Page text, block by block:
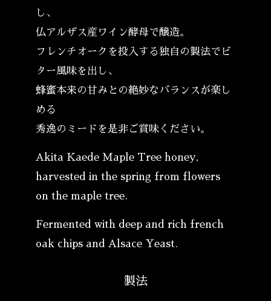
し、
仏アルザス産ワイン酵母で醸造。
フレンチオークを投入する独自の製法でビ
ター風味を出し、
蜂蜜本来の甘みとの絶妙なバランスが楽し
める
秀逸のミードを是非ご賞味ください。
Akita Kaede Maple Tree honey,
harvested in the spring from flowers
on the maple tree.
Fermented with deep and rich french
oak chips and Alsace Yeast.
製法